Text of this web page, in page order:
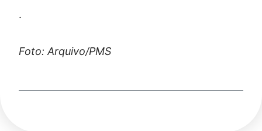
.
Foto: Arquivo/PMS